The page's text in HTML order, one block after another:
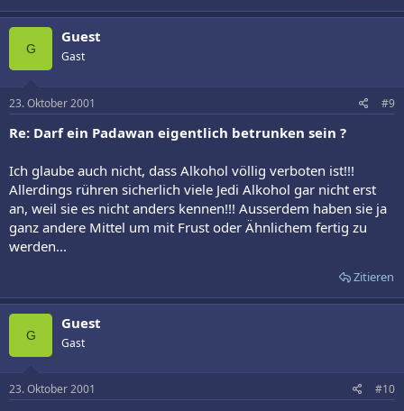
G
Guest
Gast
23. Oktober 2001 #9
Re: Darf ein Padawan eigentlich betrunken sein ?
Ich glaube auch nicht, dass Alkohol völlig verboten ist!!!
Allerdings rühren sicherlich viele Jedi Alkohol gar nicht erst
an, weil sie es nicht anders kennen!!! Ausserdem haben sie ja
ganz andere Mittel um mit Frust oder Ähnlichem fertig zu
werden...
Zitieren
G
Guest
Gast
23. Oktober 2001 #10